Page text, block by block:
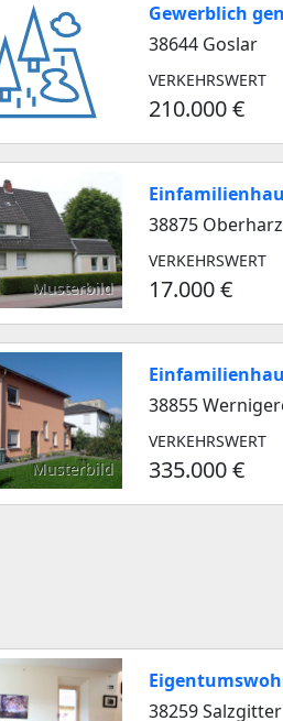
Gewerblich
38644 Goslar
VERKEHRSWERT
210.000 €
Musterbild
38875
VERKEHRSWERT
17.000 €
Musterbild
38855
VERKEHRSWERT
335.000 €
38259 Salzgitter